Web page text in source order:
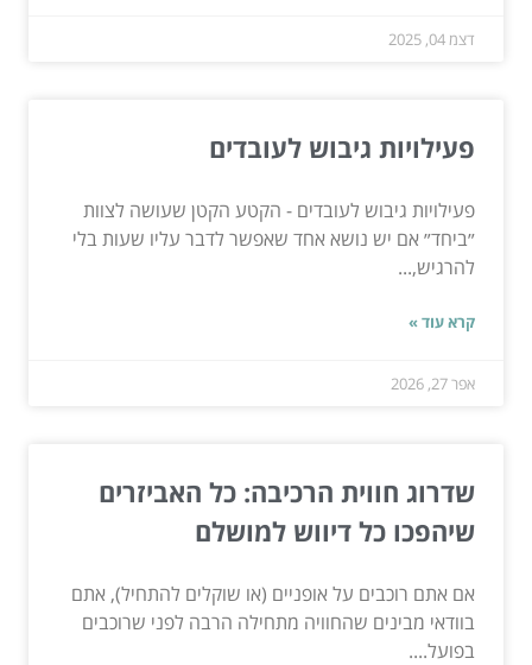
דצמ 04, 2025
פעילויות גיבוש לעובדים
פעילויות גיבוש לעובדים - הקטע הקטן שעושה לצוות
״ביחד״ אם יש נושא אחד שאפשר לדבר עליו שעות בלי
להרגיש,...
קרא עוד »
אפר 27, 2026
שדרוג חווית הרכיבה: כל האביזרים
שיהפכו כל דיווש למושלם
אם אתם רוכבים על אופניים (או שוקלים להתחיל), אתם
בוודאי מבינים שהחוויה מתחילה הרבה לפני שרוכבים
בפועל....